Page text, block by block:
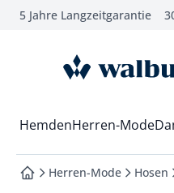
springen
springen
springen
5 Jahre Langzeitgarantie
zur
Wechsel in das Menü mit
HemdenHerren-Mode
zur Startseite
Herren-Mode Hosen